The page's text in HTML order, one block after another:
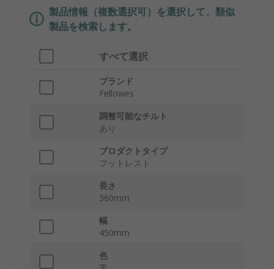
製品情報（複数選択可）を選択して、類似
製品を検索します。
すべて選択
ブランド
Fellowes
調整可能なチルト
あり
プロダクトタイプ
フットレスト
長さ
360mm
幅
450mm
色